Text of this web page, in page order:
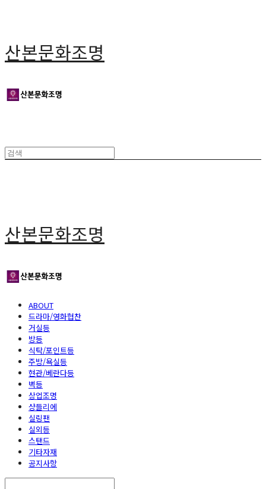
산본문화조명
산본문화조명
ABOUT
드라마/영화협찬
거실등
방등
식탁/포인트등
주방/욕실등
현관/베란다등
벽등
상업조명
샹들리에
실링팬
실외등
스탠드
기타자재
공지사항